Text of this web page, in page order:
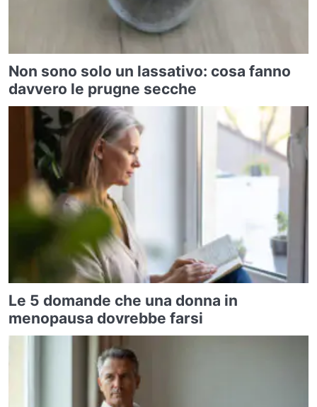
Non sono solo un lassativo: cosa fanno
davvero le prugne secche
Le 5 domande che una donna in
menopausa dovrebbe farsi